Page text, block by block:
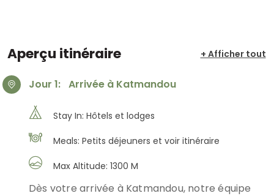
Aperçu itinéraire + Afficher tout
Jour 1: Arrivée à Katmandou
Stay In: Hôtels et lodges
Meals: Petits déjeuners et voir itinéraire
Max Altitude: 1300 M
Dès votre arrivée à Katmandou, notre équipe